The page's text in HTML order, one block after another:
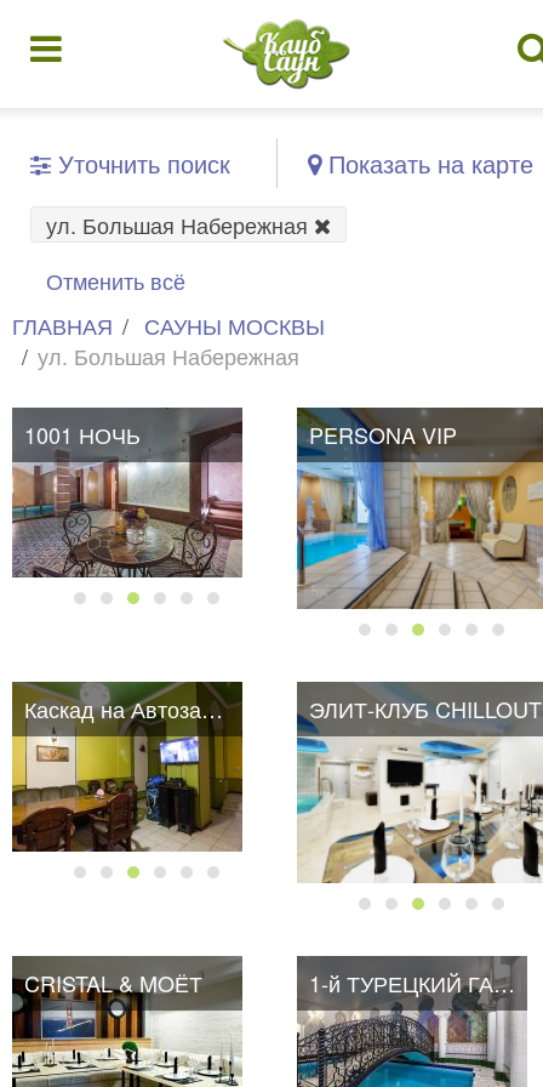
Уточнить поиск Показать на карте
ул. Большая Набережная
Отменить всё
ГЛАВНАЯ
САУНЫ МОСКВЫ
ул. Большая Набережная
1001 НОЧЬ PERSONA VIP
Каскад на Автозаводской ЭЛИТ-КЛУБ CHILLOUT
CRISTAL & MOЁТ 1-й ТУРЕЦКИЙ ГАМБИТ